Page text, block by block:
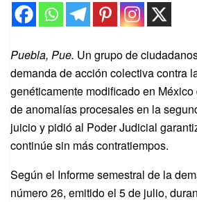
Puebla, Pue. Un grupo de
demanda de acción colectiva contra
genéticamente modificado en
de anomalías procesales en la
juicio y pidió al Poder Judicial
continúe sin más contratiempos.
Según el Informe semestral de la
número 26, emitido el 5 de julio,